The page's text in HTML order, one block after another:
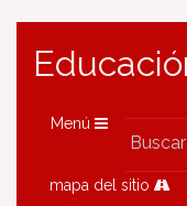
Menú
mapa del sitio